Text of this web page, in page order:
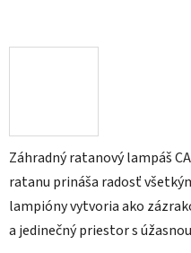
Záhradný ratanový lampáš
ratanu prináša radosť
lampióny vytvoria ako
a jedinečný priestor s